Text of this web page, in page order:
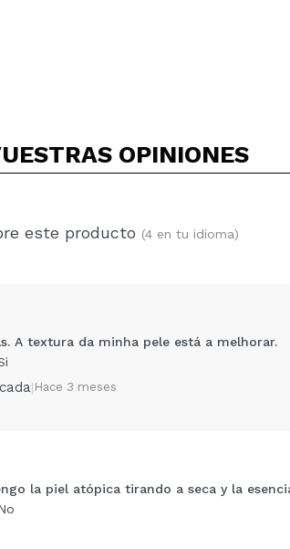
OPINIONES
este producto (4 en tu idioma)
un vídeo o una foto
ser el primero. Imagínatelo...
A textura da minha pele está a melhorar.
| Hace 3 meses
la piel atópica tirando a seca y la